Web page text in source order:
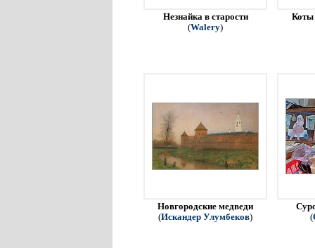
Незнайка в старости
(Walery)
Коты
Новгородские медведи
(Искандер Улумбеков)
(